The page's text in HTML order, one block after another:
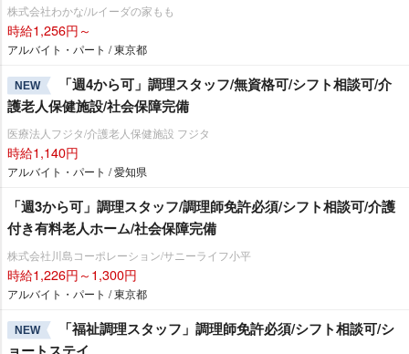
株式会社わかな/ルイーダの家もも
時給1,256円～
アルバイト・パート / 東京都
NEW
「週4から可」調理スタッフ/無資格可/シフト相談可/介
護老人保健施設/社会保障完備
医療法人フジタ/介護老人保健施設 フジタ
時給1,140円
アルバイト・パート / 愛知県
「週3から可」調理スタッフ/調理師免許必須/シフト相談可/介護
付き有料老人ホーム/社会保障完備
株式会社川島コーポレーション/サニーライフ小平
時給1,226円～1,300円
アルバイト・パート / 東京都
NEW
「福祉調理スタッフ」調理師免許必須/シフト相談可/シ
ョートステイ